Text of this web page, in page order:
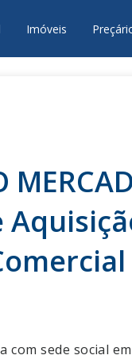
Imóveis
com sede social